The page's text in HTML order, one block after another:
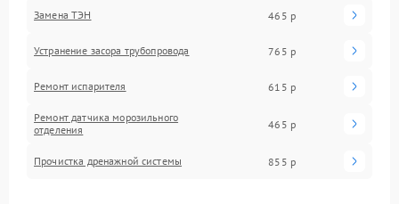
Замена ТЭН 465 р
Устранение засора трубопровода 765 р
Ремонт испарителя 615 р
Ремонт датчика морозильного
отделения
465 р
Прочистка дренажной системы 855 р